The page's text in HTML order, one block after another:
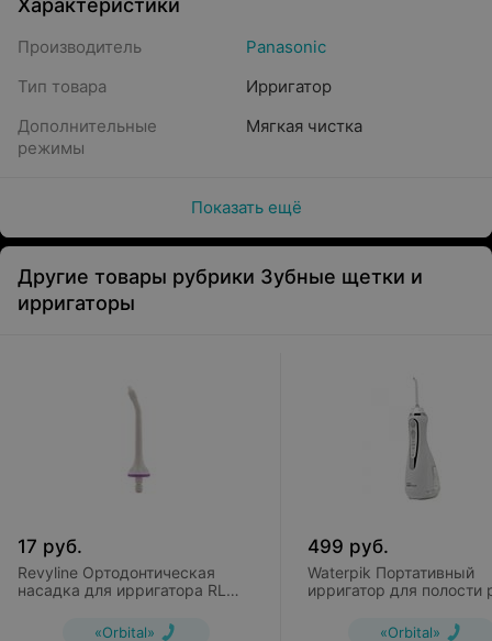
Характеристики
Производитель
Panasonic
Тип товара
Ирригатор
Дополнительные
режимы
Мягкая чистка
Показать ещё
Другие товары рубрики Зубные щетки и
ирригаторы
17 руб.
Revyline Ортодонтическая
насадка для ирригатора RL
«Orbital»
499 руб.
Waterpik Портативный
ирригатор для полости
«Orbital»